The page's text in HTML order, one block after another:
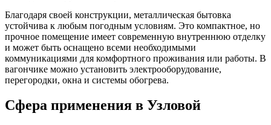
Благодаря своей конструкции, металлическая бытовка
устойчива к любым погодным условиям. Это компактное, но
прочное помещение имеет современную внутреннюю отделку
и может быть оснащено всеми необходимыми
коммуникациями для комфортного проживания или работы. В
вагончике можно установить электрооборудование,
перегородки, окна и системы обогрева.
Сфера применения в Узловой